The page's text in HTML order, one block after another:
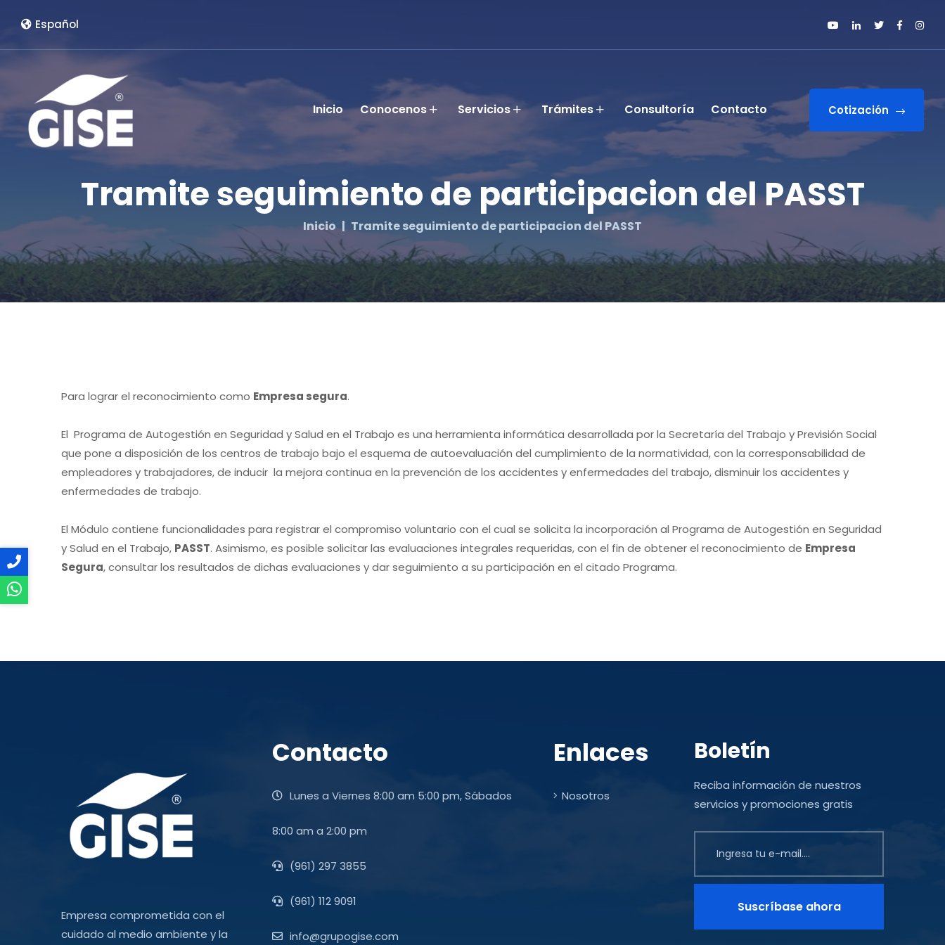
Español
Inicio Conocenos Servicios Trámites Consultoría Contacto Cotización
Tramite seguimiento de participacion del PASST
Inicio Tramite seguimiento de participacion del PASST
Para lograr el reconocimiento como Empresa segura.
El Programa de Autogestión en Seguridad y Salud en el Trabajo es una herramienta informática desarrollada por la Secretaría del Trabajo y Previsión Social
que pone a disposición de los centros de trabajo bajo el esquema de autoevaluación del cumplimiento de la normatividad, con la corresponsabilidad de
empleadores y trabajadores, de inducir la mejora continua en la prevención de los accidentes y enfermedades del trabajo, disminuir los accidentes y
enfermedades de trabajo.
El Módulo contiene funcionalidades para registrar el compromiso voluntario con el cual se solicita la incorporación al Programa de Autogestión en Seguridad
y Salud en el Trabajo, PASST. Asimismo, es posible solicitar las evaluaciones integrales requeridas, con el fin de obtener el reconocimiento de Empresa
Segura, consultar los resultados de dichas evaluaciones y dar seguimiento a su participación en el citado Programa.
Empresa comprometida con el
cuidado al medio ambiente y la
Contacto
Lunes a Viernes 8:00 am 5:00 pm, Sábados
8:00 am a 2:00 pm
(961) 297 3855
(961) 112 9091
info@grupogise.com
Enlaces
Nosotros
Boletín
Reciba información de nuestros
servicios y promociones gratis
Suscríbase ahora